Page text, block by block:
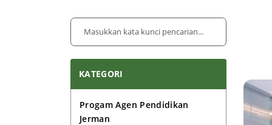
KATEGORI
Progam Agen Pendidikan
Jerman